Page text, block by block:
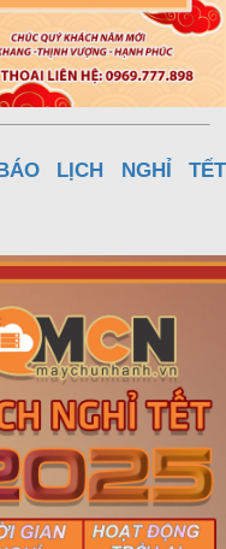
LỊCH NGHỈ TẾT